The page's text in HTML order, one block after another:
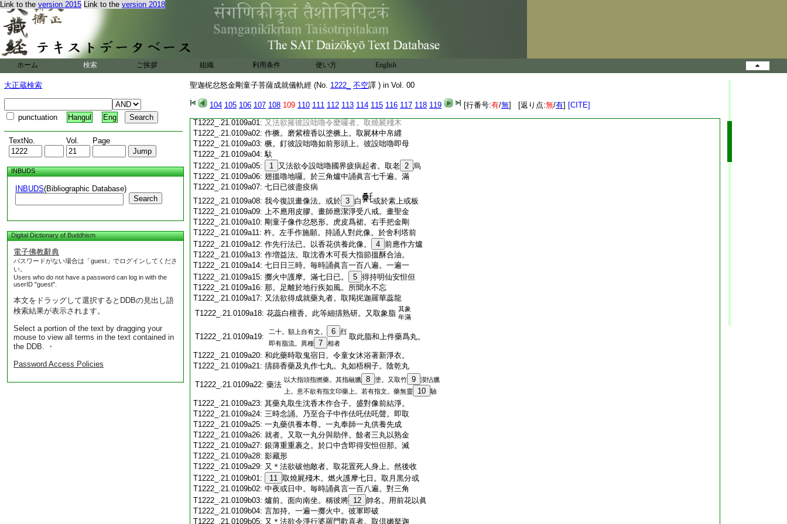
Link to the version 2015 Link to the version 2018
ホーム 検索 ご挨拶 組織 利用条件 使い方 English
大正蔵検索
punctuation Hangul Eng
TextNo. Vol. Page
INBUDS
INBUDS(Bibliographic Database)
Search
Digital Dictionary of Buddhism
電子佛教辭典
パスワードがない場合は「guest」でログインしてくださ
い。
Users who do not have a password can log in with the
userID "guest".
本文をドラッグして選択するとDDBの見出し語
検索結果が表示されます。
Select a portion of the text by dragging your
mouse to view all terms in the text contained in
the DDB. ・
Password Access Policies
聖迦柅忿怒金剛童子菩薩成就儀軌經 (No. 1222_ 不空譯 ) in Vol. 00
104 105 106 107 108 109 110 111 112 113 114 115 116 117 118 119 [行番号:有/無] [返り点:無/有] [CITE]
T1222_.21.0108c19:八遍。一遍一投火中。一切有情皆得歡喜
T1222_.21.0108c20:順伏
T1222_.21.0108c21:又 27 法欲衣服者。於趣海河入水立至
T1222_.21.0108c22:
29
蕊花誦眞言一千八遍。一遍一擲水中。即
得衣裳十副
T1222_.21.0108c24:
30
又法對像前。取蘇摩那花搵酥蜜酪護摩。於
T1222_.21.0108c25:七日中日三時。時別誦眞言一千八遍。一遍
T1222_.21.0108c26:一擲於火中。一切人恭敬得爲邑主
T1222_.21.0108c27: 又法欲得摧伏設咄嚕者。取人骨以爲橛。作
T1222_.21.0108c28:彼人形或畫或揑。加持一百八遍釘於心上。
T1222_.21.0109a01: 又法欲摧彼設咄嚕令麼囉者。取燒屍殘木
T1222_.21.0109a02: 作橛。磨紫檀香以塗橛上。取屍林中帛纒
T1222_.21.0109a03: 橛。釘彼設咄嚕如前形頭上。彼設咄嚕即母
T1222_.21.0109a04:馱
T1222_.21.0109a05:
1 又法欲令設咄嚕國界疲病起者。取老 2 烏
T1222_.21.0109a06: 翅搵嚕地囉。於三角爐中誦眞言七千遍。滿
T1222_.21.0109a07: 七日已彼盡疫病
T1222_.21.0109a08: 我今復説畫像法。或於 3 白
或於素上或板
T1222_.21.0109a09: 上不應用皮膠。畫師應潔淨受八戒。畫聖金
T1222_.21.0109a10: 剛童子像作忿怒形。虎皮爲裙。右手把金剛
T1222_.21.0109a11: 杵。左手作施願。持誦人對此像。於舍利塔前
T1222_.21.0109a12: 作先行法已。以香花供養此像。 4 前應作方爐
T1222_.21.0109a13: 作増益法。取沈香木可長大指節搵酥合油。
T1222_.21.0109a14: 七日日三時。毎時誦眞言一百八遍。一遍一
T1222_.21.0109a15: 擲火中護摩。滿七日已。 5 得持明仙安怛但
T1222_.21.0109a16: 那。足離於地行疾如風。所聞永不忘
T1222_.21.0109a17: 又法欲得成就藥丸者。取羯抳迦羅華蕊龍
T1222_.21.0109a18: 花蕊白檀香。此等細擣熟研。又取象脂 其象
年滿
T1222_.21.0109a19:
二十。額上自有文。 6
烈
即有脂流。異種
7 相者
取此脂和上件藥爲丸。
T1222_.21.0109a20: 和此藥時取鬼宿日。令童女沐浴著新淨衣。
T1222_.21.0109a21: 擣篩香藥及丸作七丸。丸如梧桐子。陰乾丸
T1222_.21.0109a22: 藥法
以大指頭指撚藥。其指融臘 8 塗。又取竹 9
漠怗臘
上。意不欲有指文印藥上。若有指文。藥無靈
10 驗
T1222_.21.0109a23: 其藥丸取生沈香木作合子。盛對像前結淨。
T1222_.21.0109a24: 三時念誦。乃至合子中作佉吒佉吒聲。即取
T1222_.21.0109a25: 一丸藥供養本尊。一丸奉師一丸供養先成
T1222_.21.0109a26: 就者。又取一丸分與助伴。餘者三丸以熟金
T1222_.21.0109a27: 銀薄重重裹之。於口中含即得安怛但那。滅
T1222_.21.0109a28: 影藏形
T1222_.21.0109a29: 又＊法欲破他敵者。取花置死人身上。然後收
T1222_.21.0109b01:
11 取燒屍殘木。燃火護摩七日。取月黒分或
T1222_.21.0109b02: 中夜或日中。毎時誦眞言一百八遍。對三角
T1222_.21.0109b03: 爐前。面向南坐。稱彼將 12 帥名。用前花以眞
T1222_.21.0109b04: 言加持。一遍一擲火中。彼軍即破
T1222_.21.0109b05: 又＊法欲令淨行婆羅門歡喜者。取倶嬾拏迦